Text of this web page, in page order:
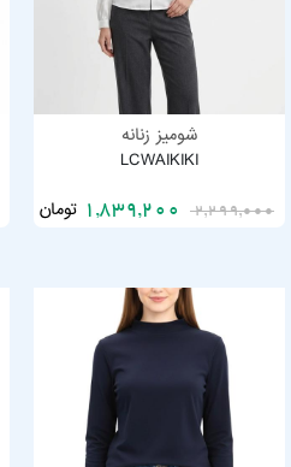
شومیز زنانه
LCWAIKIKI
2,299,000 تومان